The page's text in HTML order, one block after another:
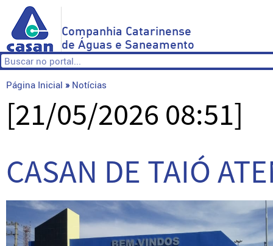
Companhia Catarinense
de Águas e Saneamento
Página Inicial » Notícias
[21/05/2026 08:51]
CASAN DE TAIÓ